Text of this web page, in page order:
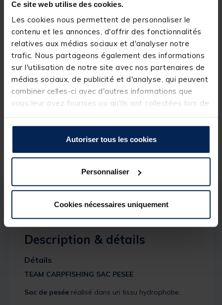
Ce site web utilise des cookies.
Les cookies nous permettent de personnaliser le
contenu et les annonces, d'offrir des fonctionnalités
relatives aux médias sociaux et d'analyser notre
trafic. Nous partageons également des informations
sur l'utilisation de notre site avec nos partenaires de
médias sociaux, de publicité et d'analyse, qui peuvent
combiner celles-ci avec d'autres informations que
vous leur avez fournies ou qu'ils ont collectées lors de
Autoriser tous les cookies
Personnaliser
Cookies nécessaires uniquement
Expédition sous 24 h
Epuisette carpe team carpfishing
dark water landing net
[object Object] out of 5 Customer Rating
(42)
Description Spécifications
Description & détails
Détails
TEAM CARPFISHING SAC PESEE
Sac de pesée réalisé dans un tissu hydrophobe.